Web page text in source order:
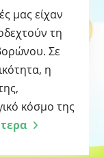
μας είχαν
τη
Σε
η
κόσμο της